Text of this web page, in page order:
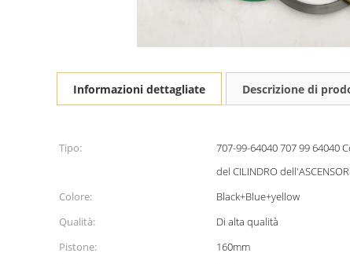
Informazioni dettagliate Descrizione di
Tipo:
707-99-64040 707 99 64040 Corredi idraulici della guarnizione
del CILINDRO
Colore: Black+Blue+yellow
Qualità:
Di alta qualità
Pistone:
160mm